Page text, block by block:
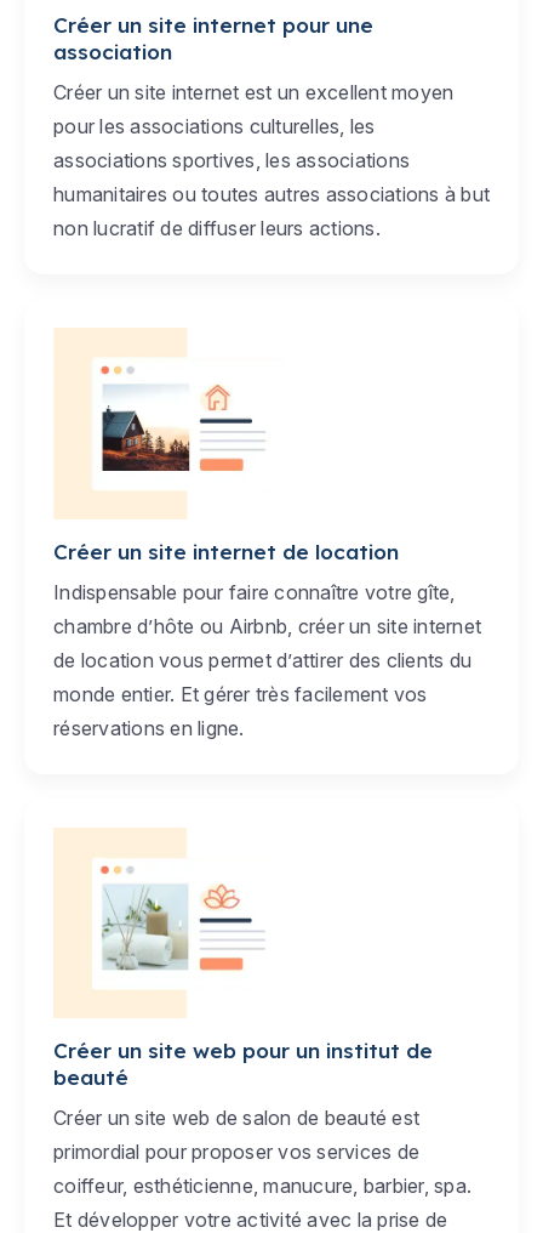
Créer un site internet pour une
association
Créer un site internet est un excellent moyen
pour les associations culturelles, les
associations sportives, les associations
humanitaires ou toutes autres associations à but
non lucratif de diffuser leurs actions.
Créer un site internet de location
Indispensable pour faire connaître votre gîte,
chambre d’hôte ou Airbnb, créer un site internet
de location vous permet d’attirer des clients du
monde entier. Et gérer très facilement vos
réservations en ligne.
Créer un site web pour un institut de
beauté
Créer un site web de salon de beauté est
primordial pour proposer vos services de
coiffeur, esthéticienne, manucure, barbier, spa.
Et développer votre activité avec la prise de